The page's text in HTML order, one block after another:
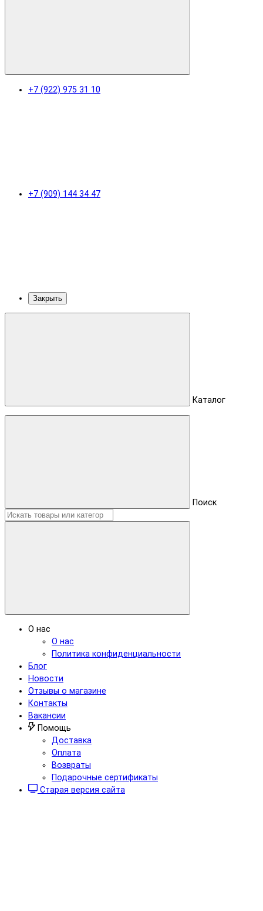
+7 (922) 975 31 10
+7 (909) 144 34 47
Закрыть
Каталог
Поиск
О нас
О нас
Политика конфиденциальности
Блог
Новости
Отзывы о магазине
Контакты
Вакансии
Помощь
Доставка
Оплата
Возвраты
Подарочные сертификаты
Старая версия сайта